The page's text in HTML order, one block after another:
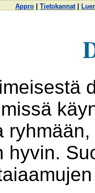
Appro Tietokannat|
hyvin.